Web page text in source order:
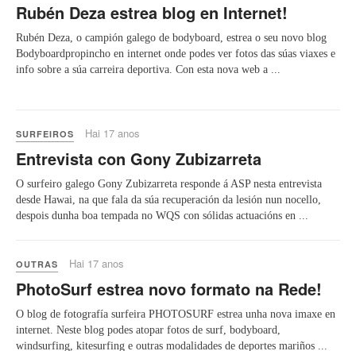
Rubén Deza estrea blog en Internet!
Rubén Deza, o campión galego de bodyboard, estrea o seu novo blog
Bodyboardpropincho en internet onde podes ver fotos das súas viaxes e
info sobre a súa carreira deportiva. Con esta nova web a ...
SURFEIROS Hai 17 anos
Entrevista con Gony Zubizarreta
O surfeiro galego Gony Zubizarreta responde á ASP nesta entrevista
desde Hawai, na que fala da súa recuperación da lesión nun nocello,
despois dunha boa tempada no WQS con sólidas actuacións en ...
OUTRAS Hai 17 anos
PhotoSurf estrea novo formato na Rede!
O blog de fotografía surfeira PHOTOSURF estrea unha nova imaxe en
internet. Neste blog podes atopar fotos de surf, bodyboard,
windsurfing, kitesurfing e outras modalidades de deportes mariños ...